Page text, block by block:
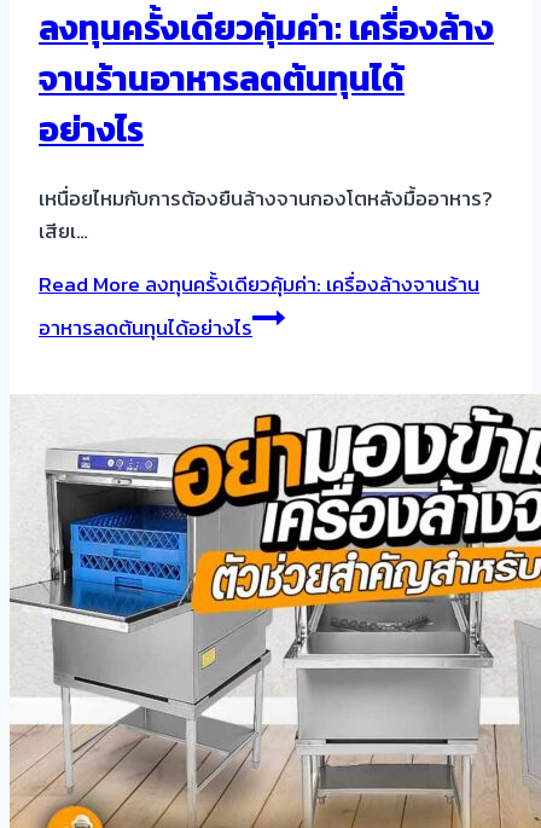
ลงทุนครั้งเดียวคุ้มค่า: เครื่องล้าง
จานร้านอาหารลดต้นทุนได้
อย่างไร
เหนื่อยไหมกับการต้องยืนล้างจานกองโตหลังมื้ออาหาร?
เสียเ…
Read More ลงทุนครั้งเดียวคุ้มค่า: เครื่องล้างจานร้าน
อาหารลดต้นทุนได้อย่างไร